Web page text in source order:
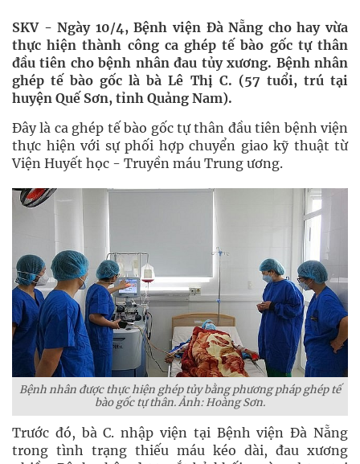
SKV - Ngày 10/4, Bệnh viện Đà Nẵng cho hay vừa
thực hiện thành công ca ghép tế bào gốc tự thân
đầu tiên cho bệnh nhân đau tủy xương. Bệnh nhân
ghép tế bào gốc là bà Lê Thị C. (57 tuổi, trú tại
huyện Quế Sơn, tỉnh Quảng Nam).
Đây là ca ghép tế bào gốc tự thân đầu tiên bệnh viện
thực hiện với sự phối hợp chuyển giao kỹ thuật từ
Viện Huyết học - Truyền máu Trung ương.
Bệnh nhân được thực hiện ghép tủy bằng phương pháp ghép tế
bào gốc tự thân. Ảnh: Hoàng Sơn.
Trước đó, bà C. nhập viện tại Bệnh viện Đà Nẵng
trong tình trạng thiếu máu kéo dài, đau xương